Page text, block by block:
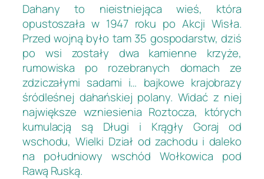
Dahany to nieistniejąca wieś, która
opustoszała w 1947 roku po Akcji Wisła.
Przed wojną było tam 35 gospodarstw, dziś
po wsi zostały dwa kamienne krzyże,
rumowiska po rozebranych domach ze
zdziczałymi sadami i… bajkowe krajobrazy
śródleśnej dahańskiej polany. Widać z niej
największe wzniesienia Roztocza, których
kumulacją są Długi i Krągły Goraj od
wschodu, Wielki Dział od zachodu i daleko
na południowy wschód Wołkowica pod
Rawą Ruską.